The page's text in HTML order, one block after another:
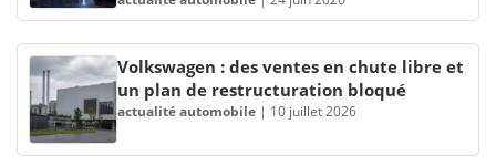
Volkswagen : des ventes en chute libre et
un plan de restructuration bloqué
actualité automobile | 10 juillet 2026